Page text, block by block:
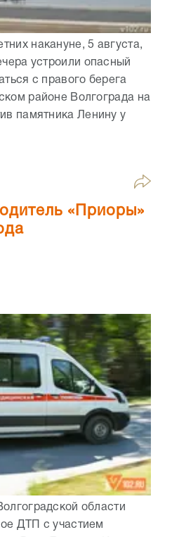
накануне, 5 августа,
устроили опасный
с правого берега
районе Волгограда на
памятника Ленину у
«Приоры»
области
ДТП с участием